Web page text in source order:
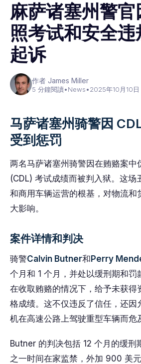
麻萨诸塞州警
照考试和安全
起诉
作者 James Miller
5 分鐘閱讀•News•2025年10月10日
马萨诸塞州骑警因
受到惩罚
两名马萨诸塞州骑警因在贿赂案中
(CDL) 考试成绩而被判入狱。这场
和商用车辆运营的根基，对物流和
大影响。
案件详情和判决
骑警Calvin Butner和 Perry
个月和 1 个月，并处以缓刑期和罚
在收取贿赂的情况下，给予未获得
格成绩。这不仅违反了信任，还因
机在高速公路上驾驶重型车辆而危
Butner 的判决包括 12 个月的缓刑
之一时间在家监禁，外加 900 美元